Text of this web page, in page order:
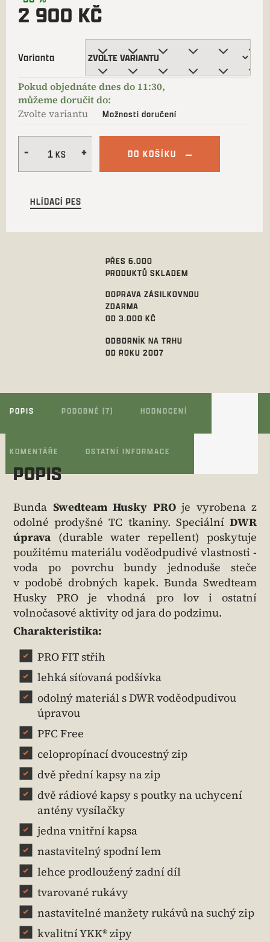
2 900 KČ
Varianta
Zvolte variantu Možnosti doručení
DO KOŠÍKU
HLÍDACÍ PES
PŘES 6.000
PRODUKTŮ SKLADEM
DOPRAVA ZÁSILKOVNOU
ZDARMA
OD 3.000 KČ
ODBORNÍK NA TRHU
OD ROKU 2007
POPIS PODOBNÉ (7) HODNOCENÍ
KOMENTÁŘE OSTATNÍ INFORMACE
POPIS
Bunda Swedteam Husky PROje vyrobena z
odolné prodyšné TC tkaniny. Speciální DWR
úprava (durable water repellent) poskytuje
použitému materiálu voděodpudivé vlastnosti -
voda po povrchu bundy jednoduše steče
v podobě drobných kapek. Bunda Swedteam
Husky PRO je vhodná pro lov i ostatní
volnočasové aktivity od jara do podzimu.
Charakteristika:
PRO FIT střih
lehká síťovaná podšívka
odolný materiál s DWR voděodpudivou
úpravou
PFC Free
celopropínací dvoucestný zip
dvě přední kapsy na zip
dvě rádiové kapsy s poutky na uchycení
antény vysílačky
jedna vnitřní kapsa
nastavitelný spodní lem
lehce prodloužený zadní díl
tvarované rukávy
nastavitelné manžety rukávů na suchý zip
kvalitní YKK® zipy